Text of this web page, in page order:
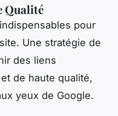
Qualité
pour
Une stratégie de
des liens
de haute qualité,
yeux de Google.